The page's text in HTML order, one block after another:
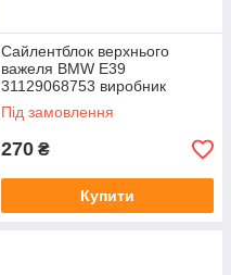
Сайлентблок верхнього
важеля BMW E39
31129068753 виробник
KAUTEK
Під замовлення
270 ₴
Купити